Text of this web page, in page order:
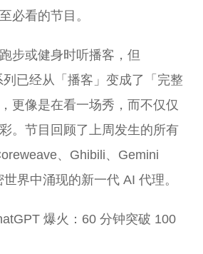
必看的节目。
步或健身时听播客，但
已经从「播客」变成了「完整
更像是在看一场秀，而不仅仅
。节目回顾了上周发生的所有
、Ghibili、Gemini
界中涌现的新一代 AI 代理。
爆火：60 分钟突破 100